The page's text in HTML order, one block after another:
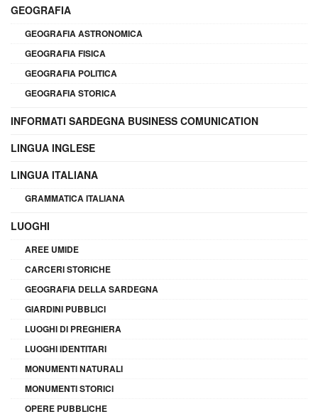
GEOGRAFIA
GEOGRAFIA ASTRONOMICA
GEOGRAFIA FISICA
GEOGRAFIA POLITICA
GEOGRAFIA STORICA
INFORMATI SARDEGNA BUSINESS COMUNICATION
LINGUA INGLESE
LINGUA ITALIANA
GRAMMATICA ITALIANA
LUOGHI
AREE UMIDE
CARCERI STORICHE
GEOGRAFIA DELLA SARDEGNA
GIARDINI PUBBLICI
LUOGHI DI PREGHIERA
LUOGHI IDENTITARI
MONUMENTI NATURALI
MONUMENTI STORICI
OPERE PUBBLICHE